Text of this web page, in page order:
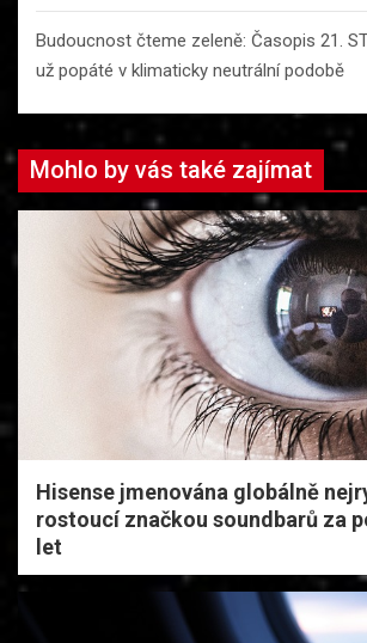
Budoucnost čteme zeleně: Časopis 21.
už popáté v klimaticky neutrální podobě
Mohlo by vás také zajímat
Hisense jmenována globálně
rostoucí značkou soundbarů za
let